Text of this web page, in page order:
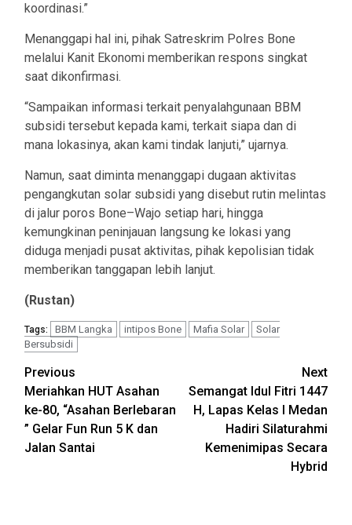
koordinasi.”
Menanggapi hal ini, pihak Satreskrim Polres Bone
melalui Kanit Ekonomi memberikan respons singkat
saat dikonfirmasi.
“Sampaikan informasi terkait penyalahgunaan BBM
subsidi tersebut kepada kami, terkait siapa dan di
mana lokasinya, akan kami tindak lanjuti,” ujarnya.
Namun, saat diminta menanggapi dugaan aktivitas
pengangkutan solar subsidi yang disebut rutin melintas
di jalur poros Bone–Wajo setiap hari, hingga
kemungkinan peninjauan langsung ke lokasi yang
diduga menjadi pusat aktivitas, pihak kepolisian tidak
memberikan tanggapan lebih lanjut.
(Rustan)
Tags: BBM Langka intipos Bone Mafia Solar
Solar
Bersubsidi
Post
navigation
Previous
Meriahkan HUT Asahan
ke-80, “Asahan Berlebaran
” Gelar Fun Run 5 K dan
Jalan Santai
Next
Semangat Idul Fitri 1447
H, Lapas Kelas I Medan
Hadiri Silaturahmi
Kemenimipas Secara
Hybrid